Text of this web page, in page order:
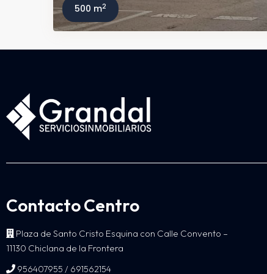
500 m2
Contacto Centro
Plaza de Santo Cristo Esquina con Calle Convento –
11130 Chiclana de la Frontera
956407955 / 691562154